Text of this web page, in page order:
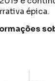
épica.